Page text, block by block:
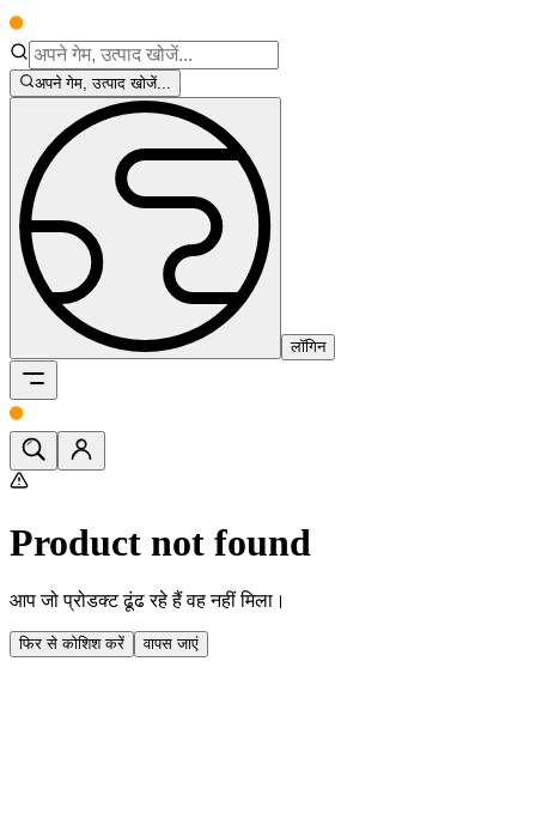
अपने गेम, उत्पाद खोजें...
लॉगिन
Product not found
आप जो प्रोडक्ट ढूंढ रहे हैं वह नहीं मिला।
फिर से कोशिश करें वापस जाएं